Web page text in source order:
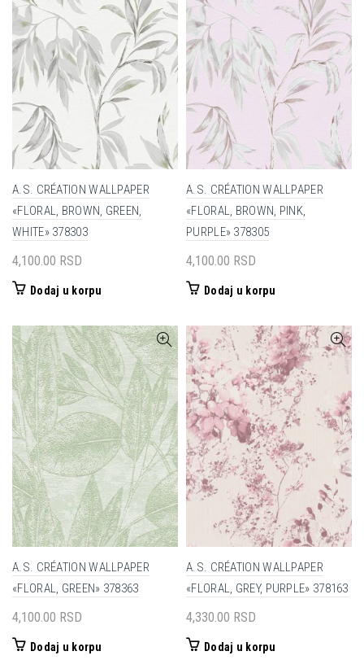
A.S. CRÉATION WALLPAPER
«FLORAL, BROWN, GREEN,
WHITE» 378303
4,100.00 RSD
Dodaj u korpu
A.S. CRÉATION WALLPAPER
«FLORAL, BROWN, PINK,
PURPLE» 378305
4,100.00 RSD
Dodaj u korpu
A.S. CRÉATION WALLPAPER
«FLORAL, GREEN» 378363
4,100.00 RSD
Dodaj u korpu
A.S. CRÉATION WALLPAPER
«FLORAL, GREY, PURPLE» 378163
4,330.00 RSD
Dodaj u korpu